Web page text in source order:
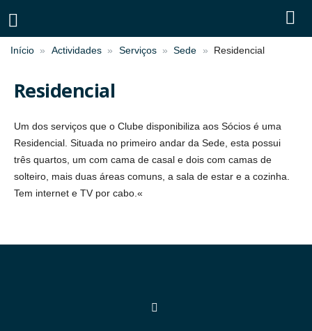
Início Actividades Serviços Sede Residencial
Residencial
Um dos serviços que o Clube disponibiliza aos Sócios é uma
Residencial. Situada no primeiro andar da Sede, esta possui
três quartos, um com cama de casal e dois com camas de
solteiro, mais duas áreas comuns, a sala de estar e a cozinha.
Tem internet e TV por cabo.«